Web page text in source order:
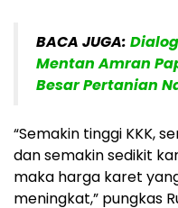
BACA JUGA:
Mentan Amran
Besar Pertanian
“Semakin tinggi KKK,
dan semakin sedikit
maka harga karet
meningkat,” pungkas